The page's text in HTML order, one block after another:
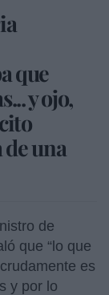
que
y ojo,
una
de
que “lo que
es
y por lo